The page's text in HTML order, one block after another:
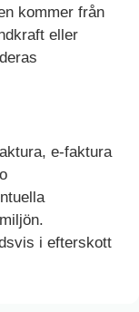
kommer från
eller
e-faktura
i efterskott